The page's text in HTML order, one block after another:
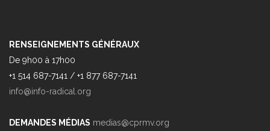
RENSEIGNEMENTS GÉNÉRAUX
De 9h00 à 17h00
+1 514 687-7141 / +1 877 687-7141
info@info-radical.org
DEMANDES MÉDIAS medias@cprmv.org